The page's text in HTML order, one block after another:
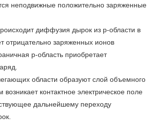
неподвижные положительно заряженные
диффузия дырок из p-области в
отрицательно заряженных ионов
p-область приобретает
области образуют слой объемного
возникает контактное электрическое поле
дальнейшему переходу